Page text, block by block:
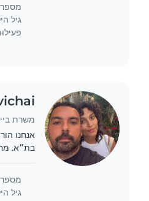
מספר
גיל
משרת
אנחנו
בת״א.
מספר
גיל